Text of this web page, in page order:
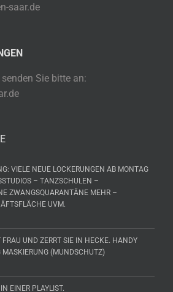
saar.de
Sie bitte an:
VIELE NEUE LOCKERUNGEN AB MONTAG
– TANZSCHULEN –
ZWANGSQUARANTÄNE MEHR –
UVM.
UND ZERRT SIE IN HECKE. HANDY
MASKIERUNG (MUNDSCHUTZ)
EINER PLAYLIST.